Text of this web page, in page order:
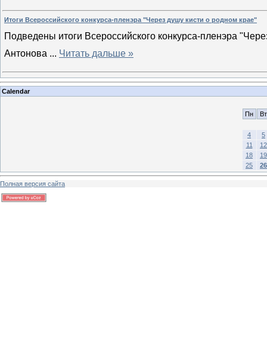
Итоги Всероссийского конкурса-пленэра "Через душу кисти о родном крае"
Подведены итоги Всероссийского конкурса-пленэра
Антонова ... Читать дальше »
Calendar
Пн Вт
4
5
11
12
18
19
25
26
Полная версия сайта